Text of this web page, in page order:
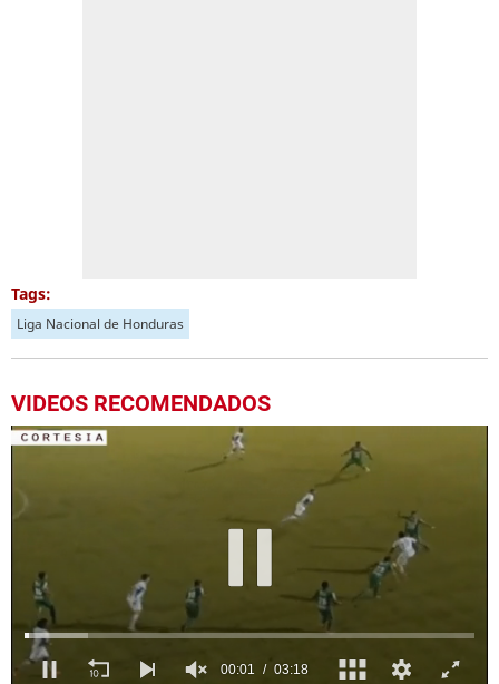
Tags:
Liga Nacional de Honduras
VIDEOS RECOMENDADOS
00:04 03:18